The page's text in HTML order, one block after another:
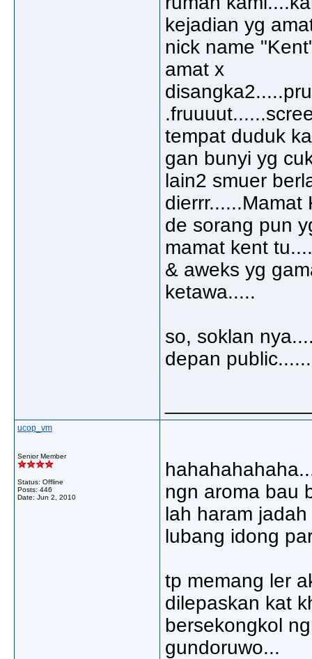
kejadian yg
nick name
amat x
tempat duduk
gan bunyi yg
lain2 smuer
dierrr......Mamat
de sorang pun
mamat kent
& aweks yg
ketawa.....
so, soklan
depan public......
ucop_vm
Senior Member
Status: Offline
Posts: 446
Date: Jun 2, 2010
ngn aroma bau
lah haram
lubang idong
tp memang ler
dilepaskan kat
bersekongkol
gundoruwo...